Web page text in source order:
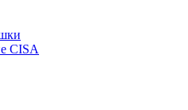
CISA